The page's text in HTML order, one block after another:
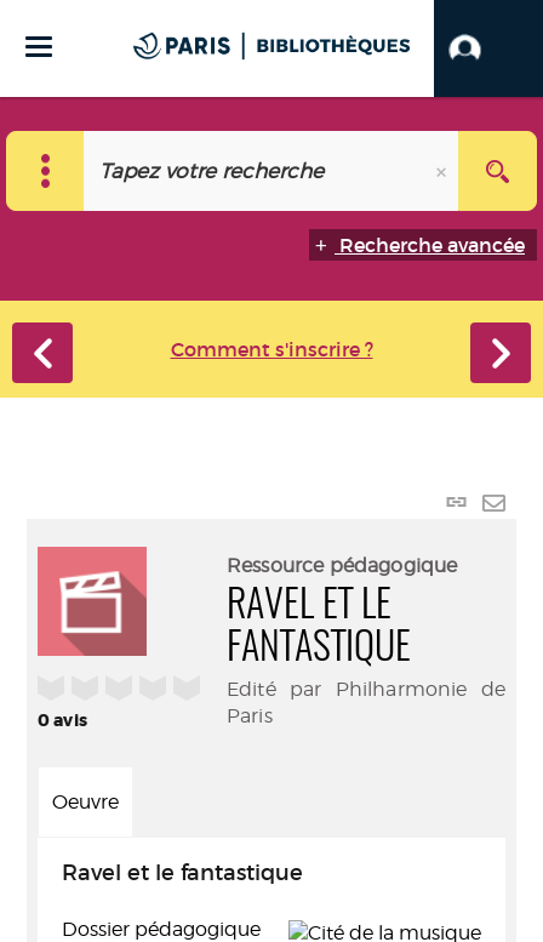
Recherche avancée
Comment s'inscrire ?
Lien
0avis
Ressource pédagogique
RAVEL ET LE
FANTASTIQUE
Edité par Philharmonie de
Paris
Oeuvre
Ravel et le fantastique
Dossier pédagogique